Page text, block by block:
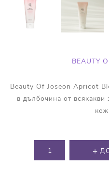
BEAUTY
Beauty Of Joseon Apricot
в дълбочина от